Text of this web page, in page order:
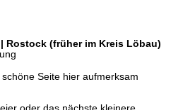
Rostock (früher im Kreis Löbau)
Seite hier aufmerksam